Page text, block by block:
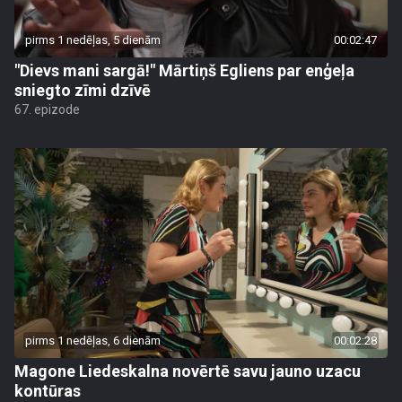
pirms 1 nedēļas, 5 dienām 00:02:47
"Dievs mani sargā!" Mārtiņš Egliens par enģeļa
sniegto zīmi dzīvē
67. epizode
pirms 1 nedēļas, 6 dienām 00:02:28
Magone Liedeskalna novērtē savu jauno uzacu
kontūras